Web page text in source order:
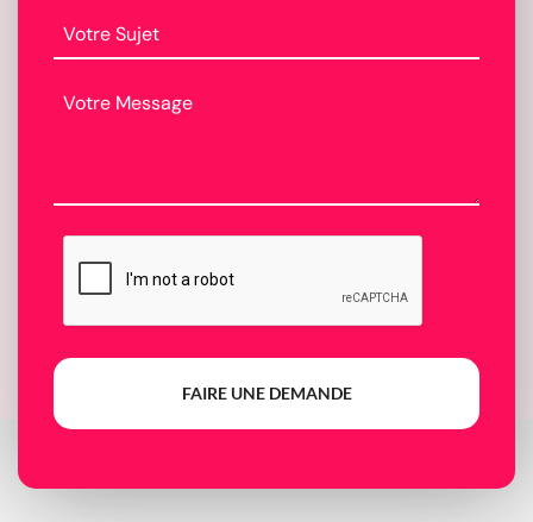
FAIRE UNE DEMANDE